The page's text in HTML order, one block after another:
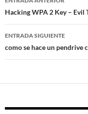
de
entradas
Hacking WPA 2 Key –
ENTRADA SIGUIENTE
como se hace un pendrive